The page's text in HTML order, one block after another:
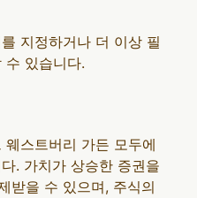
지정하거나 더 이상 필
수 있습니다.
스트버리 가든 모두에
. 가치가 상승한 증권을
받을 수 있으며, 주식의